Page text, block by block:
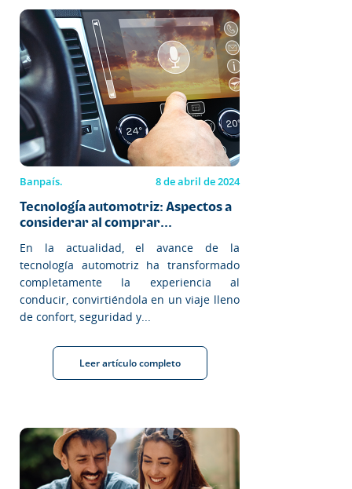
Banpaís. 8 de abril de 2024
Tecnología automotriz: Aspectos a
considerar al comprar...
En la actualidad, el avance de la
tecnología automotriz ha transformado
completamente la experiencia al
conducir, convirtiéndola en un viaje lleno
de confort, seguridad y...
Leer artículo completo